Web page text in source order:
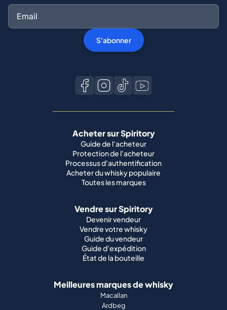
S'abonner
Acheter sur Spiritory
Guide de l'acheteur
Protection de l'acheteur
Processus d'authentification
Acheter du whisky populaire
Toutes les marques
Vendre sur Spiritory
Devenir vendeur
Vendre votre whisky
Guide du vendeur
Guide d'expédition
État de la bouteille
Meilleures marques de whisky
Macallan
Ardbeg